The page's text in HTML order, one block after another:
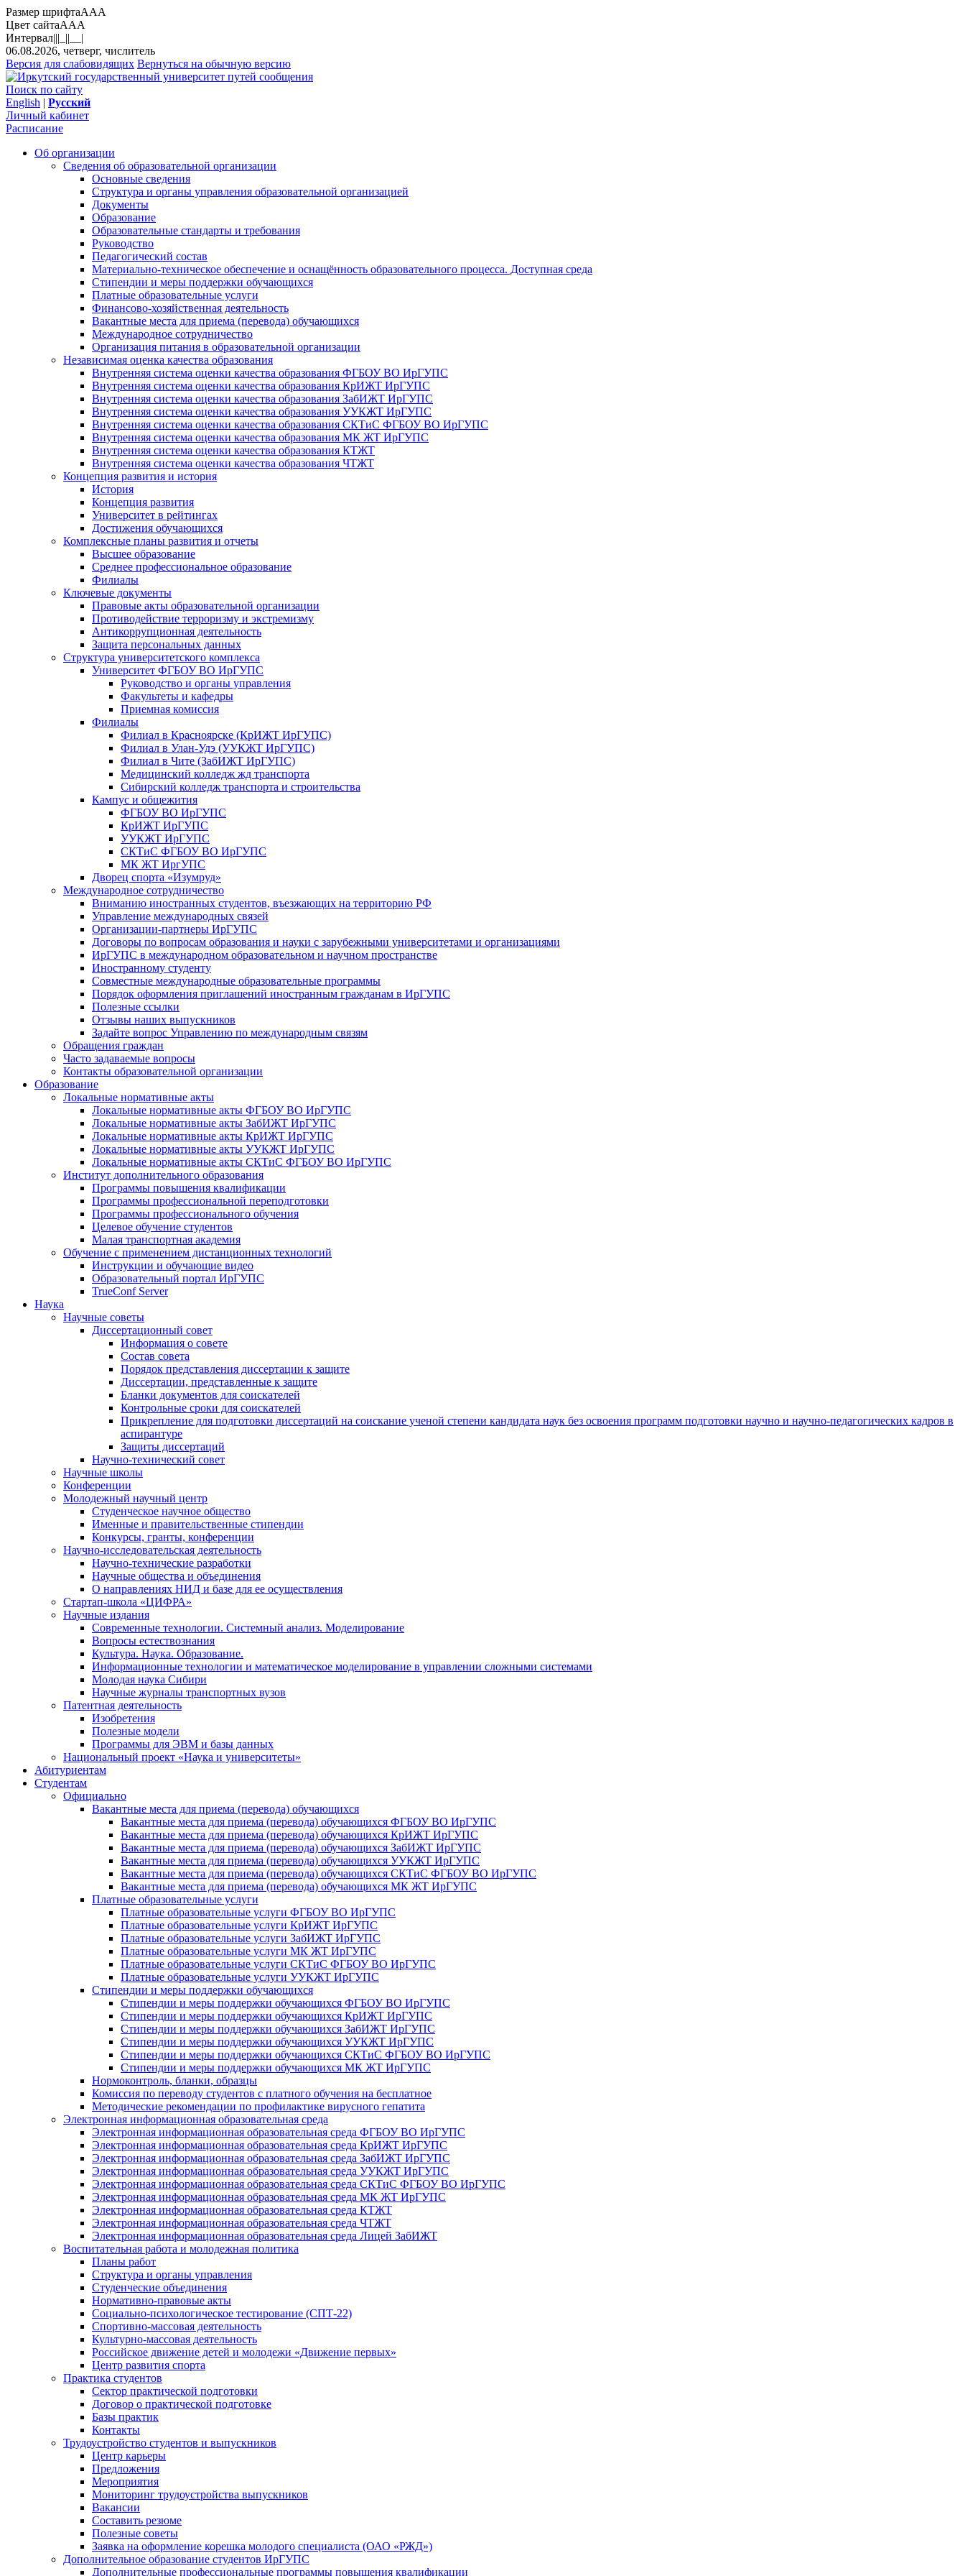
Размер шрифтаAAA
Цвет сайтаAAA
Интервал|||_||__|
06.08.2026, четверг, числитель
Версия для слабовидящих Вернуться на обычную версию
Поиск по сайту
English | Русский
Личный кабинет
Расписание
Об организации
Сведения об образовательной организации
Основные сведения
Структура и органы управления образовательной организацией
Документы
Образование
Образовательные стандарты и требования
Руководство
Педагогический состав
Материально-техническое обеспечение и оснащённость образовательного процесса. Доступная среда
Стипендии и меры поддержки обучающихся
Платные образовательные услуги
Финансово-хозяйственная деятельность
Вакантные места для приема (перевода) обучающихся
Международное сотрудничество
Организация питания в образовательной организации
Независимая оценка качества образования
Внутренняя система оценки качества образования ФГБОУ ВО ИрГУПС
Внутренняя система оценки качества образования КрИЖТ ИрГУПС
Внутренняя система оценки качества образования ЗабИЖТ ИрГУПС
Внутренняя система оценки качества образования УУКЖТ ИрГУПС
Внутренняя система оценки качества образования СКТиС ФГБОУ ВО ИрГУПС
Внутренняя система оценки качества образования МК ЖТ ИрГУПС
Внутренняя система оценки качества образования КТЖТ
Внутренняя система оценки качества образования ЧТЖТ
Концепция развития и история
История
Концепция развития
Университет в рейтингах
Достижения обучающихся
Комплексные планы развития и отчеты
Высшее образование
Среднее профессиональное образование
Филиалы
Ключевые документы
Правовые акты образовательной организации
Противодействие терроризму и экстремизму
Антикоррупционная деятельность
Защита персональных данных
Структура университетского комплекса
Университет ФГБОУ ВО ИрГУПС
Руководство и органы управления
Факультеты и кафедры
Приемная комиссия
Филиалы
Филиал в Красноярске (КрИЖТ ИрГУПС)
Филиал в Улан-Удэ (УУКЖТ ИрГУПС)
Филиал в Чите (ЗабИЖТ ИрГУПС)
Медицинский колледж жд транспорта
Сибирский колледж транспорта и строительства
Кампус и общежития
ФГБОУ ВО ИрГУПС
КрИЖТ ИрГУПС
УУКЖТ ИрГУПС
СКТиС ФГБОУ ВО ИрГУПС
МК ЖТ ИргУПС
Дворец спорта «Изумруд»
Международное сотрудничество
Вниманию иностранных студентов, въезжающих на территорию РФ
Управление международных связей
Организации-партнеры ИрГУПС
Договоры по вопросам образования и науки с зарубежными университетами и организациями
ИрГУПС в международном образовательном и научном пространстве
Иностранному студенту
Совместные международные образовательные программы
Порядок оформления приглашений иностранным гражданам в ИрГУПС
Полезные ссылки
Отзывы наших выпускников
Задайте вопрос Управлению по международным связям
Обращения граждан
Часто задаваемые вопросы
Контакты образовательной организации
Образование
Локальные нормативные акты
Локальные нормативные акты ФГБОУ ВО ИрГУПС
Локальные нормативные акты ЗабИЖТ ИрГУПС
Локальные нормативные акты КрИЖТ ИрГУПС
Локальные нормативные акты УУКЖТ ИрГУПС
Локальные нормативные акты СКТиС ФГБОУ ВО ИрГУПС
Институт дополнительного образования
Программы повышения квалификации
Программы профессиональной переподготовки
Программы профессионального обучения
Целевое обучение студентов
Малая транспортная академия
Обучение с применением дистанционных технологий
Инструкции и обучающие видео
Образовательный портал ИрГУПС
TrueConf Server
Наука
Научные советы
Диссертационный совет
Информация о совете
Состав совета
Порядок представления диссертации к защите
Диссертации, представленные к защите
Бланки документов для соискателей
Контрольные сроки для соискателей
Прикрепление для подготовки диссертаций на соискание ученой степени кандидата наук без освоения программ подготовки научно и научно-педагогических кадров в
аспирантуре
Защиты диссертаций
Научно-технический совет
Научные школы
Конференции
Молодежный научный центр
Студенческое научное общество
Именные и правительственные стипендии
Конкурсы, гранты, конференции
Научно-исследовательская деятельность
Научно-технические разработки
Научные общества и объединения
О направлениях НИД и базе для ее осуществления
Стартап-школа «ЦИФРА»
Научные издания
Современные технологии. Системный анализ. Моделирование
Вопросы естествознания
Культура. Наука. Образование.
Информационные технологии и математическое моделирование в управлении сложными системами
Молодая наука Сибири
Научные журналы транспортных вузов
Патентная деятельность
Изобретения
Полезные модели
Программы для ЭВМ и базы данных
Национальный проект «Наука и университеты»
Абитуриентам
Студентам
Официально
Вакантные места для приема (перевода) обучающихся
Вакантные места для приема (перевода) обучающихся ФГБОУ ВО ИрГУПС
Вакантные места для приема (перевода) обучающихся КрИЖТ ИрГУПС
Вакантные места для приема (перевода) обучающихся ЗабИЖТ ИрГУПС
Вакантные места для приема (перевода) обучающихся УУКЖТ ИрГУПС
Вакантные места для приема (перевода) обучающихся СКТиС ФГБОУ ВО ИрГУПС
Вакантные места для приема (перевода) обучающихся МК ЖТ ИрГУПС
Платные образовательные услуги
Платные образовательные услуги ФГБОУ ВО ИрГУПС
Платные образовательные услуги КрИЖТ ИрГУПС
Платные образовательные услуги ЗабИЖТ ИрГУПС
Платные образовательные услуги МК ЖТ ИрГУПС
Платные образовательные услуги СКТиС ФГБОУ ВО ИрГУПС
Платные образовательные услуги УУКЖТ ИрГУПС
Стипендии и меры поддержки обучающихся
Стипендии и меры поддержки обучающихся ФГБОУ ВО ИрГУПС
Стипендии и меры поддержки обучающихся КрИЖТ ИрГУПС
Стипендии и меры поддержки обучающихся ЗабИЖТ ИрГУПС
Стипендии и меры поддержки обучающихся УУКЖТ ИрГУПС
Стипендии и меры поддержки обучающихся СКТиС ФГБОУ ВО ИрГУПС
Стипендии и меры поддержки обучающихся МК ЖТ ИрГУПС
Нормоконтроль, бланки, образцы
Комиссия по переводу студентов с платного обучения на бесплатное
Методические рекомендации по профилактике вирусного гепатита
Электронная информационная образовательная среда
Электронная информационная образовательная среда ФГБОУ ВО ИрГУПС
Электронная информационная образовательная среда КрИЖТ ИрГУПС
Электронная информационная образовательная среда ЗабИЖТ ИрГУПС
Электронная информационная образовательная среда УУКЖТ ИрГУПС
Электронная информационная образовательная среда СКТиС ФГБОУ ВО ИрГУПС
Электронная информационная образовательная среда МК ЖТ ИрГУПС
Электронная информационная образовательная среда КТЖТ
Электронная информационная образовательная среда ЧТЖТ
Электронная информационная образовательная среда Лицей ЗабИЖТ
Воспитательная работа и молодежная политика
Планы работ
Структура и органы управления
Студенческие объединения
Нормативно-правовые акты
Социально-психологическое тестирование (СПТ-22)
Спортивно-массовая деятельность
Культурно-массовая деятельность
Российское движение детей и молодежи «Движение первых»
Центр развития спорта
Практика студентов
Сектор практической подготовки
Договор о практической подготовке
Базы практик
Контакты
Трудоустройство студентов и выпускников
Центр карьеры
Предложения
Мероприятия
Мониторинг трудоустройства выпускников
Вакансии
Составить резюме
Полезные советы
Заявка на оформление корешка молодого специалиста (ОАО «РЖД»)
Дополнительное образование студентов ИрГУПС
Дополнительные профессиональные программы повышения квалификации